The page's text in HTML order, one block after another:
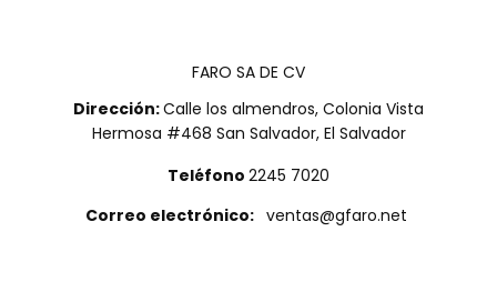
FARO SA DE CV
Dirección:Calle los almendros, Colonia Vista
Hermosa #468 San Salvador, El Salvador
Teléfono 2245 7020
Correo electrónico: ventas@gfaro.net